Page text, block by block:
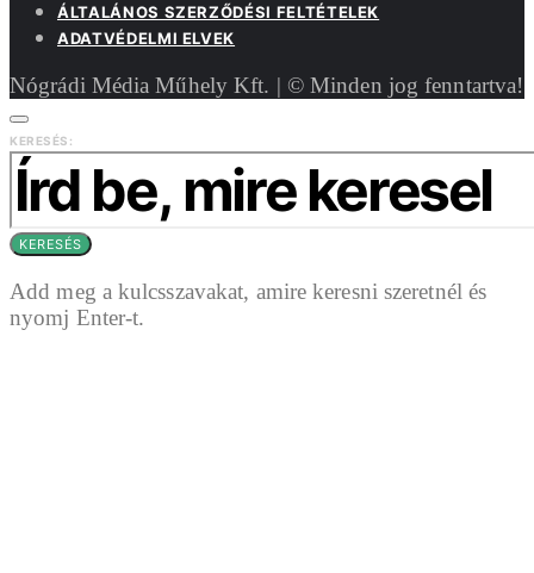
ÁLTALÁNOS SZERZŐDÉSI FELTÉTELEK
ADATVÉDELMI ELVEK
Nógrádi Média Műhely Kft. | © Minden jog fenntartva!
KERESÉS:
KERESÉS
Add meg a kulcsszavakat, amire keresni szeretnél és
nyomj Enter-t.